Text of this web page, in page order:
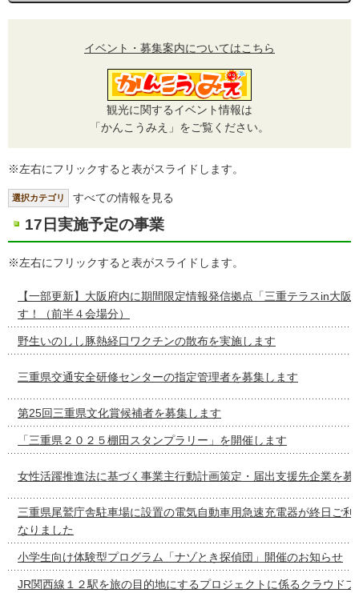
イベント・募集案内についてはこちら
観光に関するイベント情報は
「かんこうみえ」をご覧ください。
※左右にフリックすると表がスライドします。
選択カテゴリ すべての情報を見る
17日実施予定の事業
※左右にフリックすると表がスライドします。
【一部更新】大阪府内に期間限定情報発信拠点「三重テラスin大阪
す！（前半４会場分）
野生いのしし豚熱経口ワクチンの散布を実施します
三重県交通安全研修センターの指定管理者を募集します
第25回三重県文化賞候補者を募集します
「三重県２０２５棚田スタンプラリー」を開催します
女性活躍推進法に基づく事業主行動計画策定・届出支援先企業を募
三重県尾鷲庁舎駐車場に設置の電気自動車用急速充電器が終日ご利
なりました
小学生向け体験型プログラム「ナゾとき探偵団」開催のお知らせ
JR関西線１２駅を旅の目的地にするプロジェクトに係るクラウド